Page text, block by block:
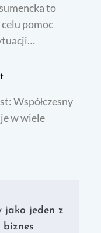
to
pomoc
Współczesny
w wiele
jako jeden z
biznes